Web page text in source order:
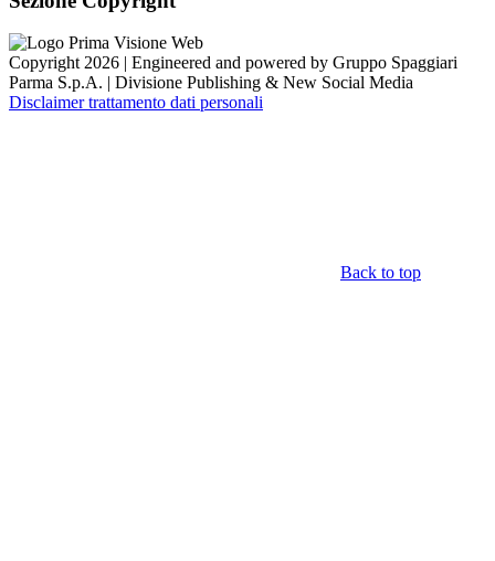
Copyright 2026 | Engineered and powered by Gruppo Spaggiari
Parma S.p.A. | Divisione Publishing & New Social Media
Disclaimer trattamento dati personali
Back to top